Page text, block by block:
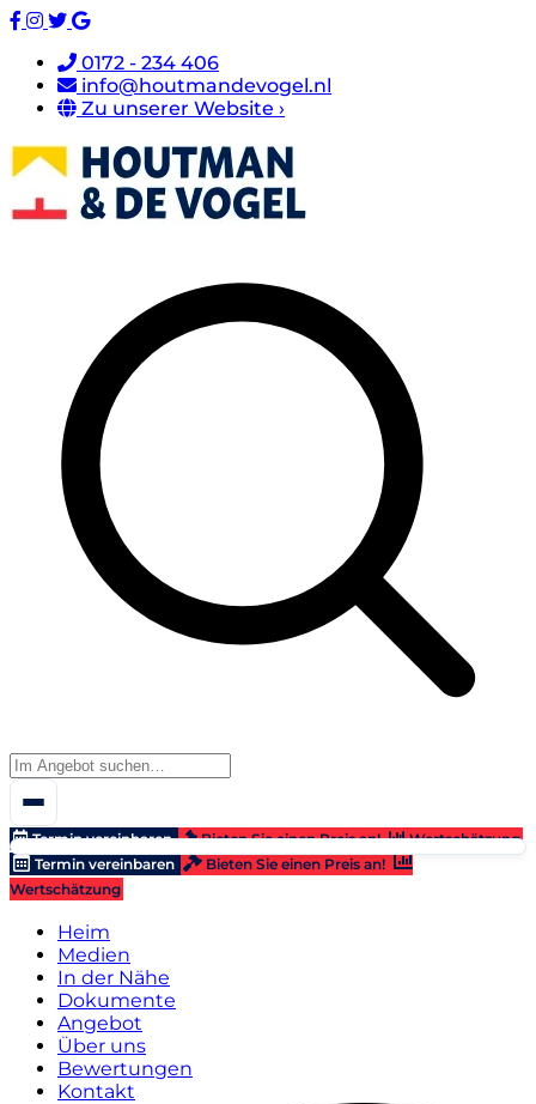
0172 - 234 406
info@houtmandevogel.nl
Zu unserer Website ›
Termin vereinbaren Bieten Sie einen Preis an!
Wertschätzung
Termin vereinbaren
Bieten Sie einen Preis an!
Wertschätzung
Heim
Medien
In der Nähe
Dokumente
Angebot
Über uns
Bewertungen
Kontakt